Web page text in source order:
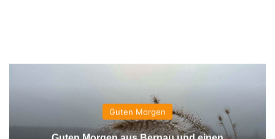
Guten Morgen